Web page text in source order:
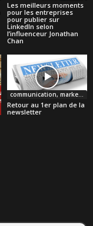
Les meilleurs moments
pour les entreprises
pour publier sur
LinkedIn selon
l’influenceur Jonathan
Chan
communication, marketing
Retour au 1er plan de la
newsletter